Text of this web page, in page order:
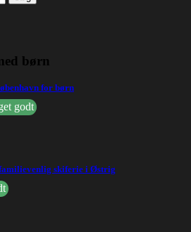
børn
for børn
godt
skiferie i Østrig